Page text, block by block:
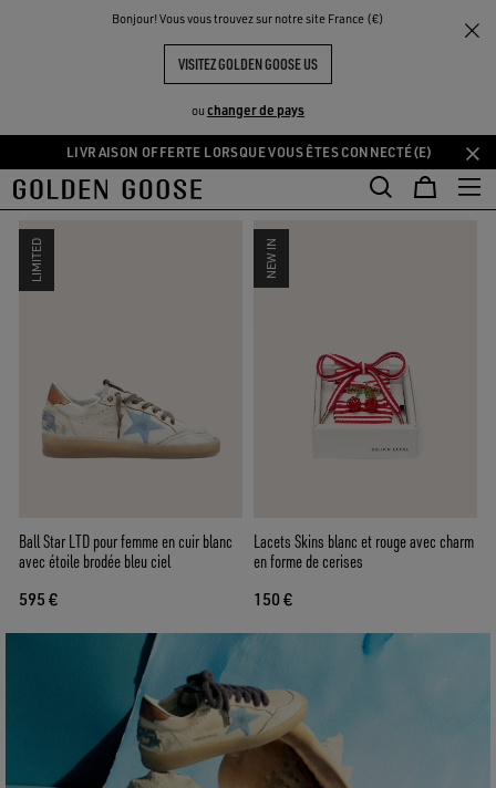
Bonjour! Vous vous trouvez sur notre site France (€)
VISITEZ GOLDEN GOOSE US
ou changer de pays
Aller
au
principal
Aller
au
du
pied
LIVRAISON OFFERTE LORSQUE VOUS ÊTES CONNECTÉ(E)
THE
COMMUNITY
Couleurs de la saison
COULEURS DE LA SAISON
FILTRER ET TRIER
LIMITED
Ball Star LTD pour femme en cuir blanc
avec étoile brodée bleu ciel
595 €
NEW IN
Lacets Skins blanc et rouge avec charm
en forme de cerises
150 €